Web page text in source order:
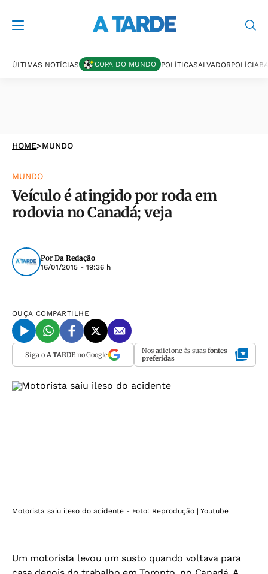
ÚLTIMAS NOTÍCIAS COPA DO MUNDO POLÍTICASALVADORPOLÍCIA
HOME>MUNDO
MUNDO
Veículo é atingido por roda em
rodovia no Canadá; veja
Por Da Redação
16/01/2015 - 19:36 h
OUÇA COMPARTILHE
Siga o A TARDEno Google Nos adicione às suas fontes
preferidas
Motorista saiu ileso do acidente - Foto: Reprodução | Youtube
Um motorista levou um susto quando voltava para